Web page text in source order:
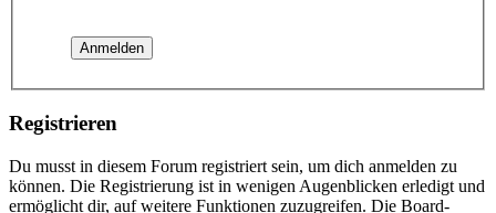
Registrieren
Du musst in diesem Forum registriert sein, um dich anmelden zu
können. Die Registrierung ist in wenigen Augenblicken erledigt und
ermöglicht dir, auf weitere Funktionen zuzugreifen. Die Board-